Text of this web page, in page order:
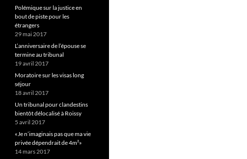
Polémique sur la justice en
bout de piste pour les
étrangers
29 mai 2017
L’anniversaire de l’épouse se
termine au tribunal
19 avril 2017
Moratoire sur les visas long
séjour
18 avril 2017
Un tribunal pour clandestins
bientôt délocalisé à Roissy
5 avril 2017
«Je n’imaginais pas que ma vie
privée dépendrait de 4m²»
14 mars 2017